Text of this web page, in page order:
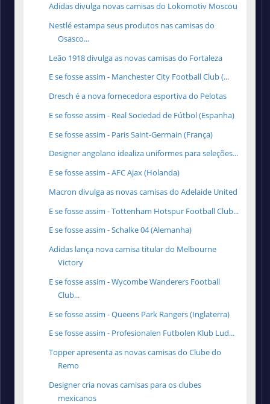
Adidas divulga novas camisas do Lokomotiv Moscou
Nestlé estampa seus produtos nas camisas do
Osasco...
Leão 1918 divulga as novas camisas do Fortaleza
E se fosse assim - Manchester City Football Club (...
Dresch é a nova fornecedora esportiva do Pelotas
E se fosse assim - Real Sociedad de Fútbol (Espanha)
E se fosse assim - Paris Saint-Germain (França)
Designer angolano idealiza uniformes para seleções...
E se fosse assim - AFC Ajax (Holanda)
Macron divulga as novas camisas do Adelaide United
E se fosse assim - Tottenham Hotspur Football Club...
E se fosse assim - Schalke 04 (Alemanha)
Adidas lança nova camisa titular do Melbourne
Victory
E se fosse assim - Wycombe Wanderers Football
Club...
E se fosse assim - Queens Park Rangers (Inglaterra)
E se fosse assim - Profesionalen Futbolen Klub Lud...
Topper apresenta as novas camisas do Clube do
Remo
Designer cria novas camisas para os clubes
mexicanos